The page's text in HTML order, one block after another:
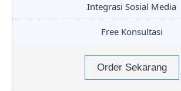
Integrasi Sosial Media
Free Konsultasi
Order Sekarang